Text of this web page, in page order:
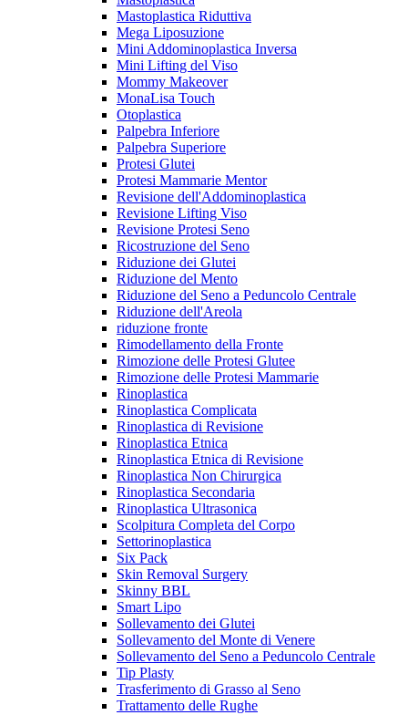
Mastoplastica Riduttiva
Mega Liposuzione
Mini Addominoplastica Inversa
Mini Lifting del Viso
Mommy Makeover
MonaLisa Touch
Otoplastica
Palpebra Inferiore
Palpebra Superiore
Protesi Glutei
Protesi Mammarie Mentor
Revisione dell'Addominoplastica
Revisione Lifting Viso
Revisione Protesi Seno
Ricostruzione del Seno
Riduzione dei Glutei
Riduzione del Mento
Riduzione del Seno a Peduncolo Centrale
Riduzione dell'Areola
riduzione fronte
Rimodellamento della Fronte
Rimozione delle Protesi Glutee
Rimozione delle Protesi Mammarie
Rinoplastica
Rinoplastica Complicata
Rinoplastica di Revisione
Rinoplastica Etnica
Rinoplastica Etnica di Revisione
Rinoplastica Non Chirurgica
Rinoplastica Secondaria
Rinoplastica Ultrasonica
Scolpitura Completa del Corpo
Settorinoplastica
Six Pack
Skin Removal Surgery
Skinny BBL
Smart Lipo
Sollevamento dei Glutei
Sollevamento del Monte di Venere
Sollevamento del Seno a Peduncolo Centrale
Tip Plasty
Trasferimento di Grasso al Seno
Trattamento delle Rughe